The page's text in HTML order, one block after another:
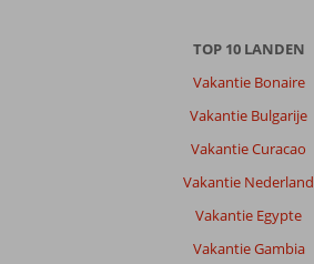
TOP 10 LANDEN
Vakantie Bonaire
Vakantie Bulgarije
Vakantie Curacao
Vakantie Nederland
Vakantie Egypte
Vakantie Gambia